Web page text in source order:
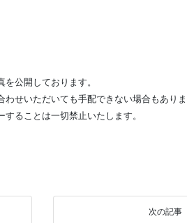
公開しております。
せいただいても手配できない場合もありま
ることは一切禁止いたします。
次の記事